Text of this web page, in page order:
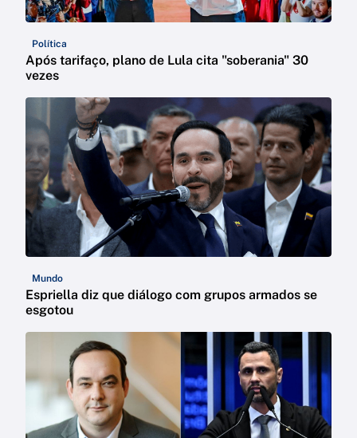
Política
Após tarifaço, plano de Lula cita "soberania" 30
vezes
Mundo
Espriella diz que diálogo com grupos armados se
esgotou